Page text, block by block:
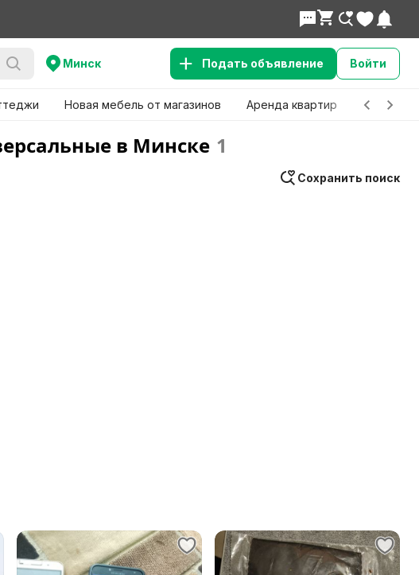
Минск Подать объявление Войти
Новая мебель от магазинов Аренда квартир Детские
в Минске 1
Сохранить поиск